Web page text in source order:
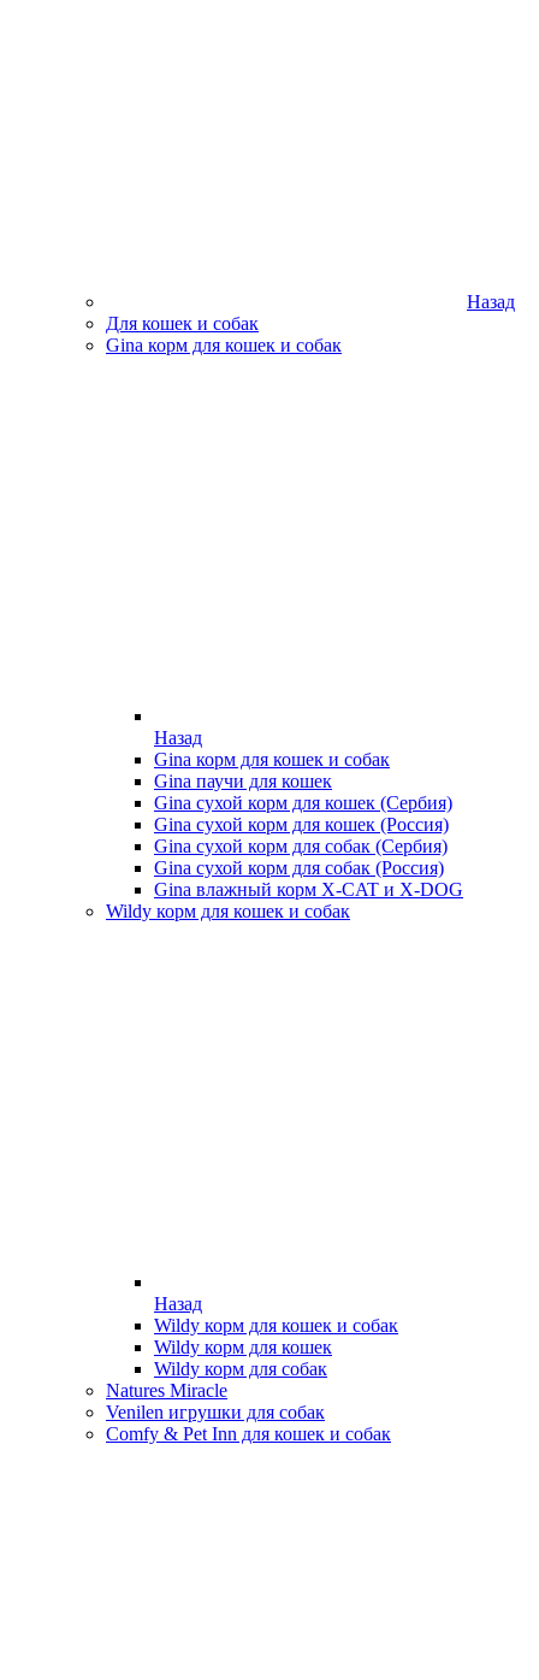
Назад
Для кошек и собак
Gina корм для кошек и собак
Назад
Gina корм для кошек и собак
Gina паучи для кошек
Gina сухой корм для кошек (Сербия)
Gina сухой корм для кошек (Россия)
Gina сухой корм для собак (Сербия)
Gina сухой корм для собак (Россия)
Gina влажный корм X-CAT и X-DOG
Wildy корм для кошек и собак
Назад
Wildy корм для кошек и собак
Wildy корм для кошек
Wildy корм для собак
Natures Miracle
Venilen игрушки для собак
Comfy & Pet Inn для кошек и собак